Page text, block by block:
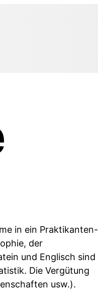
in ein Praktikanten-
der
und Englisch sind
Die Vergütung
usw.).